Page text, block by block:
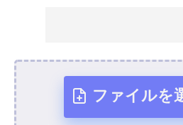
ファイルを